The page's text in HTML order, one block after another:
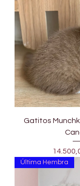
Gatitos
Precio
Última Hembra